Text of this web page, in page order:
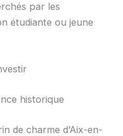
par les
étudiante ou jeune
historique
de charme d’Aix-en-